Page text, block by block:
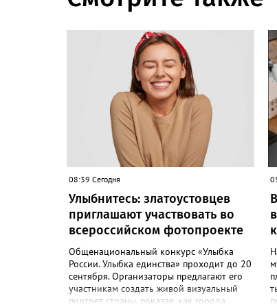
08:39 Сегодня
Улыбнитесь: златоустовцев
приглашают участвовать во
всероссийском фотопроекте
Общенациональный конкурс «Улыбка
России. Улыбка единства» проходит до 20
сентября. Организаторы предлагают его
участникам создать живой визуальный
портрет страны, показав, как города